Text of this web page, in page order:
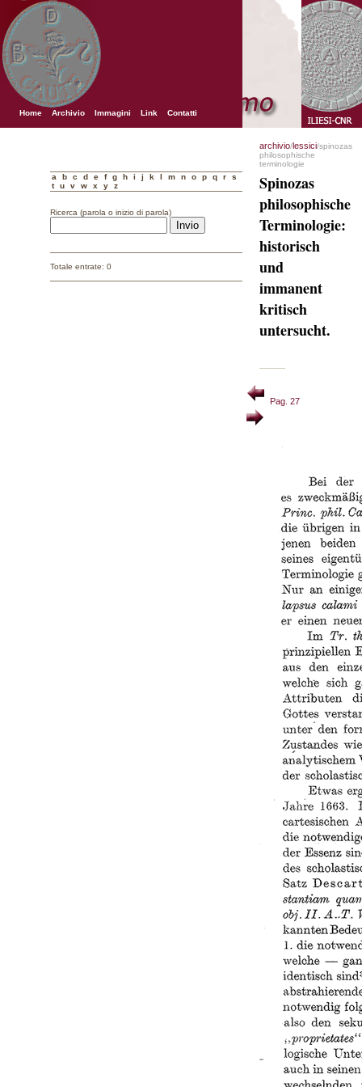
Home Archivio Immagini Link Contatti
a b c d e f g h i j k l m n o p q r
s
t
u v w x y z
Ricerca (parola o inizio di parola)
Totale entrate: 0
archivio/lessici/spinozas
philosophische
terminologie
Spinozas
philosophische
Terminologie:
historisch
und
immanent
kritisch
untersucht.
Pag. 27